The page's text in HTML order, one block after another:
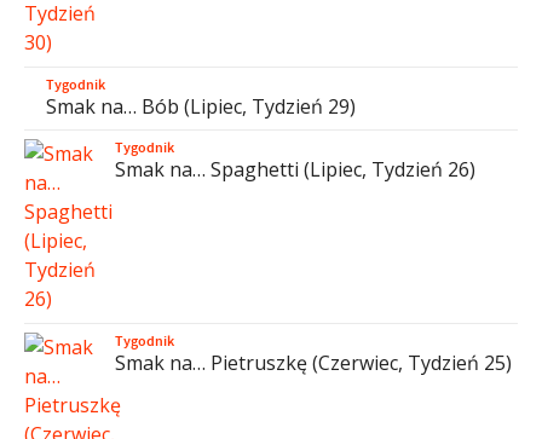
Tygodnik
Smak na… Bób (Lipiec, Tydzień 29)
Tygodnik
Smak na… Spaghetti (Lipiec, Tydzień 26)
Tygodnik
Smak na… Pietruszkę (Czerwiec, Tydzień 25)